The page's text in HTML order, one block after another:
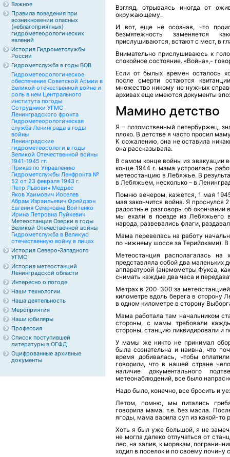
Важное
Правила поведения при
возникновении опасных
(неблагоприятных)
гидрометеорологических
явлений
История Гидрометслужбы
России
Гидрометслужба в годы ВОВ
Гидрометеорологическое
обеспечение Советской Армии в
Великой отечественной войне и
роль в нем Центрального
института погоды
Сотрудники УГМС
Ленинградского фронта
Гидрометеорологическая
служба Ленинграда в годы
войны
Ленинградские
гидрометеорологи в годы
Великой Отечественной войны
1941-1945 гг.
Приказ по Управлению
Гидрометслужбы Ленфронта №
52 от 23 февраля 1943 г.
Петр Львович Медрес
Яков Хаимович Иоселев
Абрам Израильевич Фрейдзон
Евгения Семеновна Войтенко
Ирина Петровна Пуйкевич
Метеостанция Озерки в годы
Великой Отечественной войны
Гидрометслужба в Великую
отечественную войну в лицах
История Северо-Западного
УГМС
История метеостанций
Ленинградской области
Интересно о погоде
Наши технологии
Наша деятельность
Мероприятия
Наши юбиляры
Профессия
Список поступившей
литературы в ОГФД
Оцифрованные архивные
документы
Взгляд, отрываясь иногда от
окружающему.
И вот, еще не осознав, что
безмятежность заменяется
прислушиваются, встают с мест, в
Внимательно прислушиваюсь к
спокойное состояние. «Война»,-
Если от былых времен осталось
после смерти остаются
множество никому не нужных
архивах еще имеются документы
Мамино детство
Я – потомственный петербуржец,
плохо. В детстве я часто просил
К сожалению, она не оставила
она рассказывала.
В самом конце войны из эвакуации
конце 1944 г. мама устроилась
метеостанцию в Лебяжье. В
в Лебяжьем, несколько – в
Помню вечером, кажется, 1 мая
мая закончится война. Я проснулся
радостные разговоры об
мы ехали в поезде из Лебяжьего
народа, развевались флаги,
Мама перевелась на работу
по нижнему шоссе за Терийоками). В
Метеостанция располагалась
представляла собой два маленьких
аппаратурой (анемометры Фукса,
снимать каждые два часа и
Метрах в 200-300 за
километре вдоль берега в сторону
в одном километре в сторону
Мама работала там начальником
стороны, с мамы требовали
стороны, станцию ликвидировали и
У мамы же никто не принимал
была сознательна и наивна, что
время добивалась, чтобы
говорили, что в нашей стране
наличие документального
метеонаблюдений, все было
Надо было, конечно, все бросить и
Летом, помню, мы питались
говорила мама, т.е. без масла.
ягоды, мама варила суп из какой-то
Хоть я был уже большой, я не
не могла далеко отлучаться от
лес, на залив, к морякам,
ходил в поселок и по своему почину